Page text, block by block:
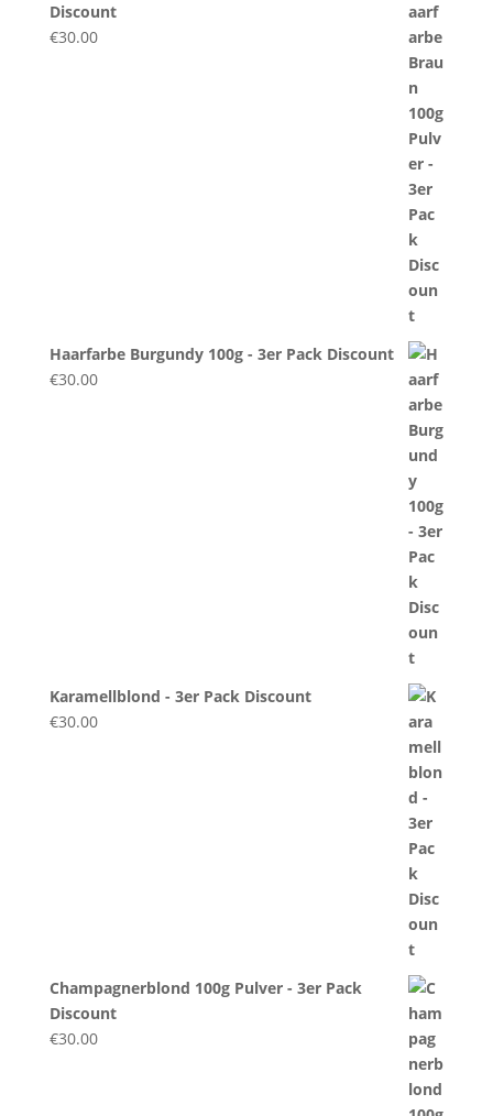
Discount
€30.00
Haarfarbe Burgundy 100g - 3er Pack Discount
€30.00
Karamellblond - 3er Pack Discount
€30.00
Champagnerblond 100g Pulver - 3er Pack
Discount
€30.00